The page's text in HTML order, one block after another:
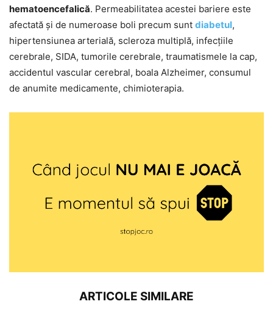
hematoencefalică. Permeabilitatea acestei bariere este
afectată și de numeroase boli precum sunt diabetul,
hipertensiunea arterială, scleroza multiplă, infecțiile
cerebrale, SIDA, tumorile cerebrale, traumatismele la cap,
accidentul vascular cerebral, boala Alzheimer, consumul
de anumite medicamente, chimioterapia.
ARTICOLE SIMILARE